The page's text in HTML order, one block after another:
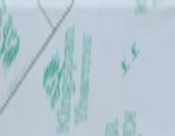
Produkter
Services og værktøjer
Viden og inspiration
Referenceprojekt
Om os
Kontakt os